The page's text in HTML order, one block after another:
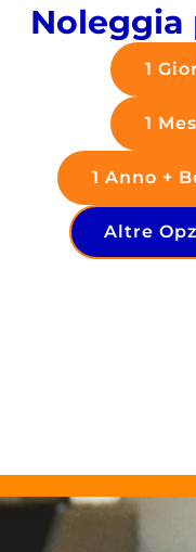
Noleggia
1
1
1 Anno +
Altre